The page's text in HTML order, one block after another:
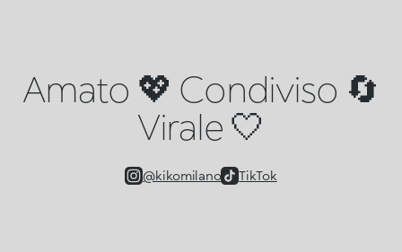
Amato 💖 Condiviso 🔄
Virale 🤍
@kikomilano TikTok